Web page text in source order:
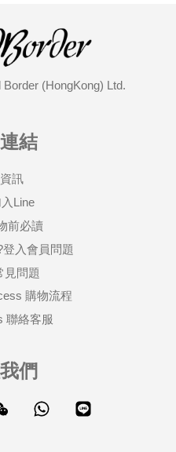
(HongKong) Ltd.
結
訊
Line
前必讀
登入會員問題
見問題
購物流程
聯絡客服
們
Wechat Whatsapp